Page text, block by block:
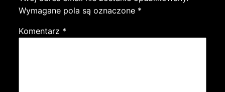
Wymagane pola są oznaczone *
Komentarz *